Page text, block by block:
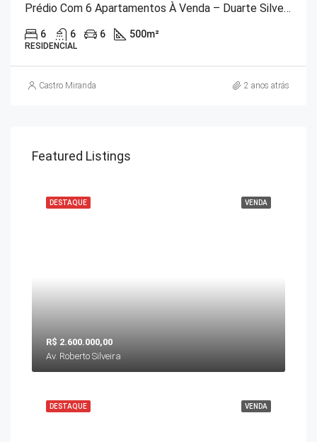
Prédio Com 6 Apartamentos À Venda – Duarte Silveira
6 6 6 500m²
RESIDENCIAL
Castro Miranda 2 anos atrás
Featured Listings
VENDA
DESTAQUE
R$ 2.600.000,00
Av. Roberto Silveira
VENDA
DESTAQUE